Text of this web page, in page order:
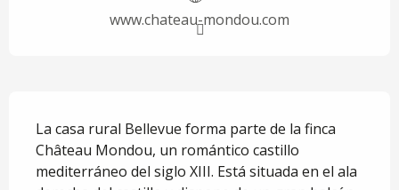
www.chateau-mondou.com
La casa rural Bellevue forma parte de la finca
Château Mondou, un romántico castillo
mediterráneo del siglo XIII. Está situada en el ala